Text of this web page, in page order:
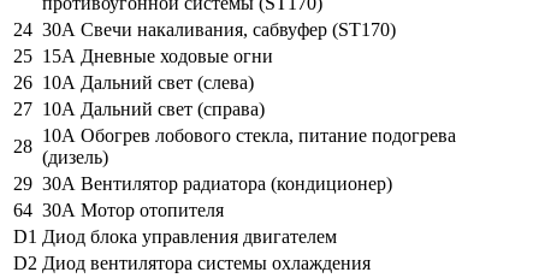
24 30А Свечи накаливания, сабвуфер (ST170)
25 15А Дневные ходовые огни
26 10А Дальний свет (слева)
27 10А Дальний свет (справа)
28
10А Обогрев лобового стекла, питание подогрева
(дизель)
29 30А Вентилятор радиатора (кондиционер)
64 30А Мотор отопителя
D1 Диод блока управления двигателем
D2 Диод вентилятора системы охлаждения